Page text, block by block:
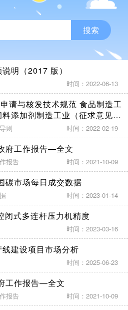
搜索
明（2017 版）
时间：2022-06-13
请与核发技术规范 食品制造工
添加剂制造工业（征求意见
则 时间：2022-02-19
府工作报告—全文
报告 时间：2021-10-09
市场每日成交数据
时间：2023-01-14
式多连杆压力机精度
时间：2023-03-16
建设项目市场分析
时间：2025-06-23
工作报告—全文
报告 时间：2021-10-09